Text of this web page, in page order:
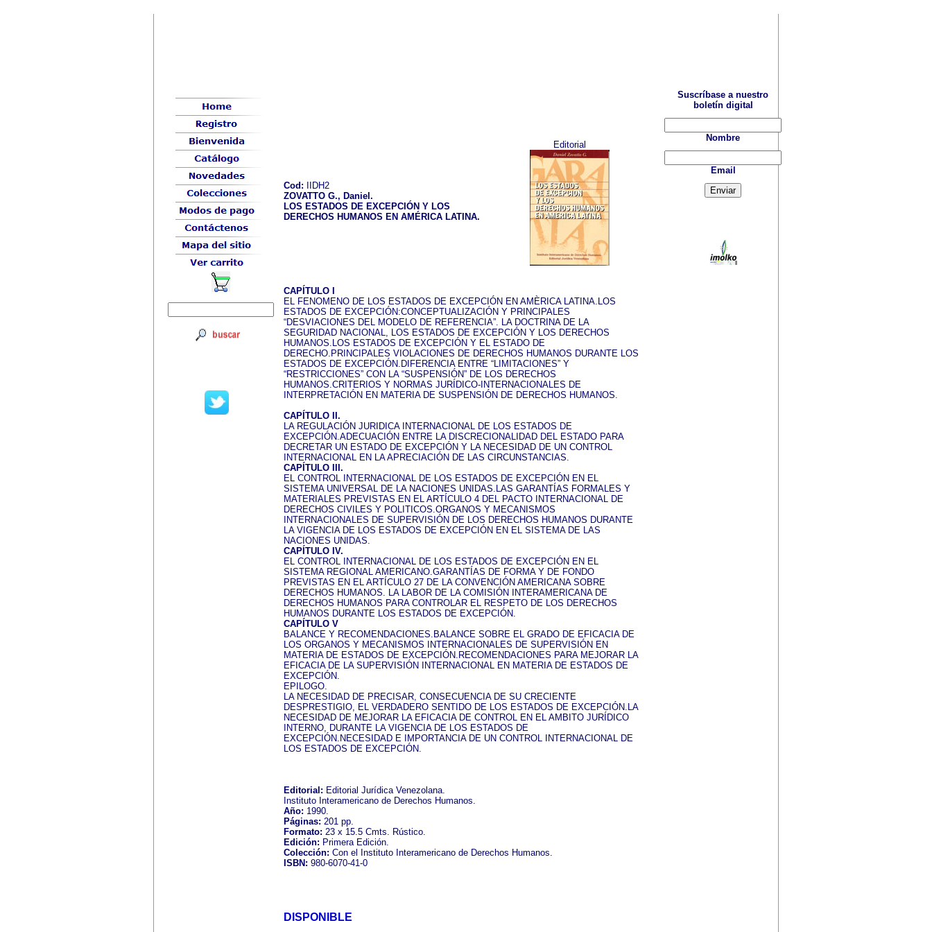
Cod: IIDH2
ZOVATTO G., Daniel.
LOS ESTADOS DE EXCEPCIÓN Y LOS
DERECHOS HUMANOS EN AMÉRICA LATINA.
Editorial
CAPÍTULO I
EL FENOMENO DE LOS ESTADOS DE EXCEPCIÓN EN AMÈRICA LATINA.LOS
ESTADOS DE EXCEPCIÓN:CONCEPTUALIZACIÓN Y PRINCIPALES
“DESVIACIONES DEL MODELO DE REFERENCIA”. LA DOCTRINA DE LA
SEGURIDAD NACIONAL, LOS ESTADOS DE EXCEPCIÓN Y LOS DERECHOS
HUMANOS.LOS ESTADOS DE EXCEPCIÓN Y EL ESTADO DE
DERECHO.PRINCIPALES VIOLACIONES DE DERECHOS HUMANOS DURANTE LOS
ESTADOS DE EXCEPCIÓN.DIFERENCIA ENTRE “LIMITACIONES” Y
“RESTRICCIONES” CON LA “SUSPENSIÓN” DE LOS DERECHOS
HUMANOS.CRITERIOS Y NORMAS JURÍDICO-INTERNACIONALES DE
INTERPRETACIÓN EN MATERIA DE SUSPENSIÓN DE DERECHOS HUMANOS.
CAPÍTULO II.
LA REGULACIÓN JURIDICA INTERNACIONAL DE LOS ESTADOS DE
EXCEPCIÓN.ADECUACIÓN ENTRE LA DISCRECIONALIDAD DEL ESTADO PARA
DECRETAR UN ESTADO DE EXCEPCIÓN Y LA NECESIDAD DE UN CONTROL
INTERNACIONAL EN LA APRECIACIÓN DE LAS CIRCUNSTANCIAS.
CAPÍTULO III.
EL CONTROL INTERNACIONAL DE LOS ESTADOS DE EXCEPCIÓN EN EL
SISTEMA UNIVERSAL DE LA NACIONES UNIDAS.LAS GARANTÍAS FORMALES Y
MATERIALES PREVISTAS EN EL ARTÍCULO 4 DEL PACTO INTERNACIONAL DE
DERECHOS CIVILES Y POLITICOS.ORGANOS Y MECANISMOS
INTERNACIONALES DE SUPERVISIÓN DE LOS DERECHOS HUMANOS DURANTE
LA VIGENCIA DE LOS ESTADOS DE EXCEPCIÓN EN EL SISTEMA DE LAS
NACIONES UNIDAS.
CAPÍTULO IV.
EL CONTROL INTERNACIONAL DE LOS ESTADOS DE EXCEPCIÓN EN EL
SISTEMA REGIONAL AMERICANO.GARANTÍAS DE FORMA Y DE FONDO
PREVISTAS EN EL ARTÍCULO 27 DE LA CONVENCIÓN AMERICANA SOBRE
DERECHOS HUMANOS. LA LABOR DE LA COMISIÓN INTERAMERICANA DE
DERECHOS HUMANOS PARA CONTROLAR EL RESPETO DE LOS DERECHOS
HUMANOS DURANTE LOS ESTADOS DE EXCEPCIÓN.
CAPÍTULO V
BALANCE Y RECOMENDACIONES.BALANCE SOBRE EL GRADO DE EFICACIA DE
LOS ORGANOS Y MECANISMOS INTERNACIONALES DE SUPERVISIÓN EN
MATERIA DE ESTADOS DE EXCEPCIÓN.RECOMENDACIONES PARA MEJORAR LA
EFICACIA DE LA SUPERVISIÓN INTERNACIONAL EN MATERIA DE ESTADOS DE
EXCEPCIÓN.
EPILOGO.
LA NECESIDAD DE PRECISAR, CONSECUENCIA DE SU CRECIENTE
DESPRESTIGIO, EL VERDADERO SENTIDO DE LOS ESTADOS DE EXCEPCIÓN.LA
NECESIDAD DE MEJORAR LA EFICACIA DE CONTROL EN EL AMBITO JURÍDICO
INTERNO, DURANTE LA VIGENCIA DE LOS ESTADOS DE
EXCEPCIÓN.NECESIDAD E IMPORTANCIA DE UN CONTROL INTERNACIONAL DE
LOS ESTADOS DE EXCEPCIÓN.
Editorial: Editorial Jurídica Venezolana.
Instituto Interamericano de Derechos Humanos.
Año: 1990.
Páginas: 201 pp.
Formato: 23 x 15.5 Cmts. Rústico.
Edición: Primera Edición.
Colección: Con el Instituto Interamericano de Derechos Humanos.
ISBN: 980-6070-41-0
DISPONIBLE
Suscríbase a nuestro
boletín digital
Nombre
Email